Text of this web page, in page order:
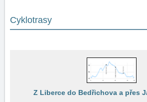
Cyklotrasy
Z Liberce do Bedřichova a přes